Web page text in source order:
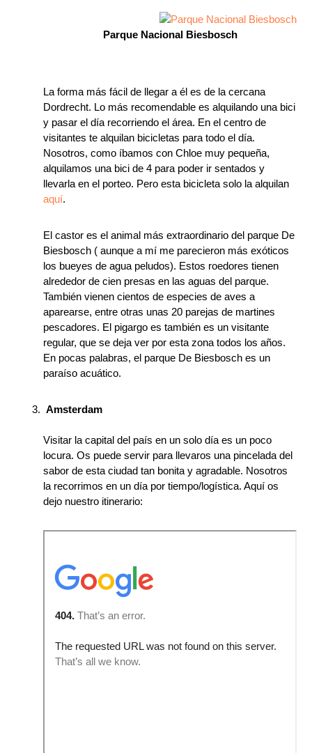
Parque Nacional Biesbosch
La forma más fácil de llegar a él es de la cercana
Dordrecht. Lo más recomendable es alquilando una bici
y pasar el día recorriendo el área. En el centro de
visitantes te alquilan bicicletas para todo el día.
Nosotros, como íbamos con Chloe muy pequeña,
alquilamos una bici de 4 para poder ir sentados y
llevarla en el porteo. Pero esta bicicleta solo la alquilan
aquí.
El castor es el animal más extraordinario del parque De
Biesbosch ( aunque a mí me parecieron más exóticos
los bueyes de agua peludos). Estos roedores tienen
alrededor de cien presas en las aguas del parque.
También vienen cientos de especies de aves a
aparearse, entre otras unas 20 parejas de martines
pescadores. El pigargo es también es un visitante
regular, que se deja ver por esta zona todos los años.
En pocas palabras, el parque De Biesbosch es un
paraíso acuático.
Amsterdam
Visitar la capital del país en un solo día es un poco
locura. Os puede servir para llevaros una pincelada del
sabor de esta ciudad tan bonita y agradable. Nosotros
la recorrimos en un día por tiempo/logística. Aquí os
dejo nuestro itinerario: